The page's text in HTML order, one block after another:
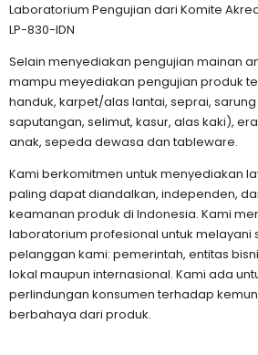
Laboratorium Pengujian dari Komite
LP-830-IDN
Selain menyediakan pengujian mainan
mampu meyediakan pengujian produk
handuk, karpet/alas lantai, seprai,
saputangan, selimut, kasur, alas kaki),
anak, sepeda dewasa dan tableware.
Kami berkomitmen untuk menyediakan
paling dapat diandalkan, independen,
keamanan produk di Indonesia. Kami
laboratorium profesional untuk melayani
pelanggan kami: pemerintah, entitas
lokal maupun internasional. Kami ada
perlindungan konsumen terhadap
berbahaya dari produk.